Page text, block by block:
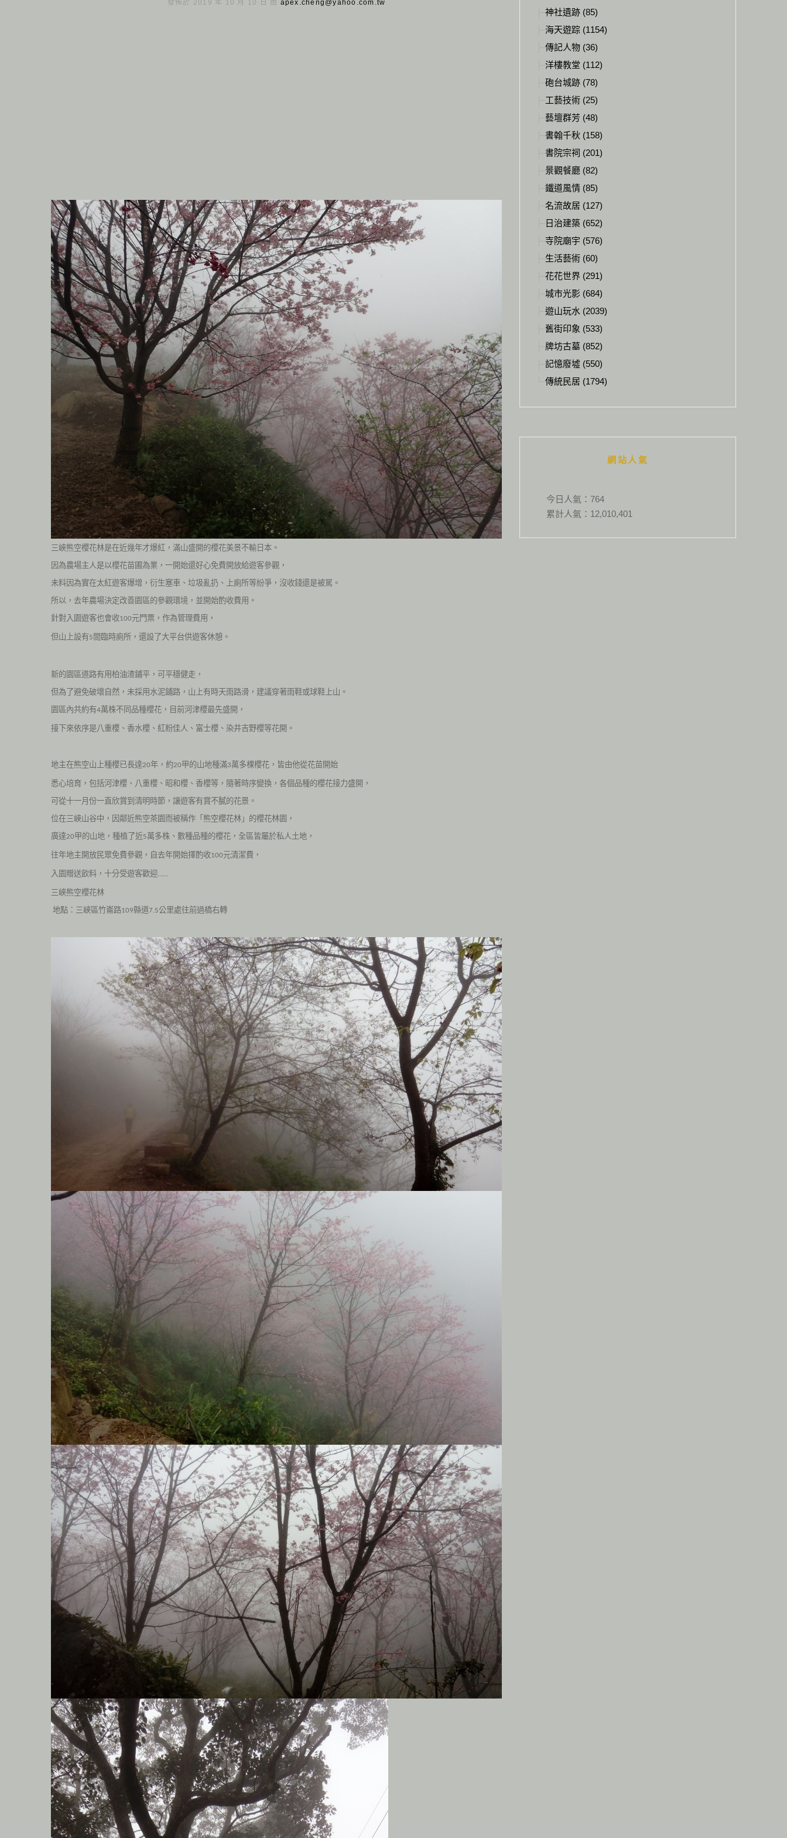
發佈於 2019 年 10 月 10 日 由 apex.cheng@yahoo.com.tw
三峽熊空櫻花林是在近幾年才爆紅，滿山盛開的櫻花美景不輸日本。
因為農場主人是以櫻花苗圃為業，一開始還好心免費開放給遊客參觀，
未料因為實在太紅遊客爆增，衍生塞車、垃圾亂扔、上廁所等紛爭，沒收錢還是被駡。
所以，去年農場決定改善園區的參觀環境，並開始酌收費用。
針對入園遊客也會收100元門票，作為管理費用，
但山上設有5間臨時廁所，還設了大平台供遊客休憩。
新的園區道路有用柏油渣鋪平，可平穩健走，
但為了避免破壞自然，未採用水泥鋪路，山上有時天雨路滑，建議穿著雨鞋或球鞋上山。
園區內共約有4萬株不同品種櫻花，目前河津櫻最先盛開，
接下來依序是八重櫻、香水櫻、紅粉佳人、富士櫻、染井吉野櫻等花開。
地主在熊空山上種櫻已長達20年，約20甲的山地種滿3萬多棵櫻花，皆由他從花苗開始
悉心培育，包括河津櫻、八重櫻、昭和櫻、香櫻等，隨著時序變換，各個品種的櫻花接力盛開，
可從十一月份一直欣賞到清明時節，讓遊客有賞不膩的花景。
位在三峽山谷中，因鄰近熊空茶園而被稱作「熊空櫻花林」的櫻花林園，
廣達20甲的山地，種植了近5萬多株、數種品種的櫻花，全區皆屬於私人土地，
往年地主開放民眾免費參觀，自去年開始擇酌收100元清潔費，
入園贈送飲料，十分受遊客歡迎
三峽熊空櫻花林
地點：三峽區竹崙路109縣道7.5公里處往前過橋右轉
神社遺跡 (85)
海天遊踪 (1154)
傳記人物 (36)
洋樓教堂 (112)
砲台城跡 (78)
工藝技術 (25)
藝壇群芳 (48)
書翰千秋 (158)
書院宗祠 (201)
景觀餐廳 (82)
鐵道風情 (85)
名流故居 (127)
日治建築 (652)
寺院廟宇 (576)
生活藝術 (60)
花花世界 (291)
城市光影 (684)
遊山玩水 (2039)
舊街印象 (533)
牌坊古墓 (852)
記憶廢墟 (550)
傳統民居 (1794)
網站人氣
今日人氣： 764
累計人氣： 12,010,401